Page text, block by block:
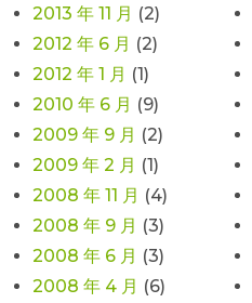
2013 年 11 月 (2)
2012 年 6 月 (2)
2012 年 1 月 (1)
2010 年 6 月 (9)
2009 年 9 月 (2)
2009 年 2 月 (1)
2008 年 11 月 (4)
2008 年 9 月 (3)
2008 年 6 月 (3)
2008 年 4 月 (6)